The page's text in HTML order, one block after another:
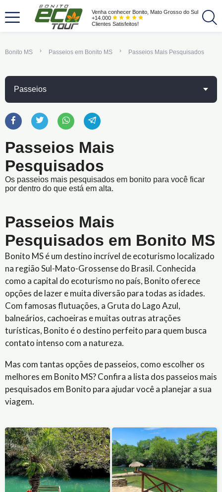
Venha conhecer Bonito, Mato Grosso do Sul
+14.000
Clientes Satisfeitos!
Bonito MS Passeios em Bonito MS Passeios Mais Pesquisados
Passeios
Passeios Mais
Pesquisados
Os passeios mais pesquisados em bonito para você ficar
por dentro do que está em alta.
Passeios Mais
Pesquisados em Bonito MS
Bonito MS é um destino incrível de ecoturismo localizado
na região Sul-Mato-Grossense do Brasil. Conhecida
como a capital do ecoturismo no país, Bonito oferece
opções de lazer e muita diversão para todas as idades.
Com famosas flutuações, a Gruta do Lago Azul,
balneários, cachoeiras e muitas outras atrações
turísticas, Bonito é o destino perfeito para quem busca
contato intenso com a natureza.
Mas com tantas opções de passeios, como escolher os
melhores em Bonito MS? Confira a lista dos passeios mais
pesquisados em Bonito para ajudar você a planejar a sua
viagem.